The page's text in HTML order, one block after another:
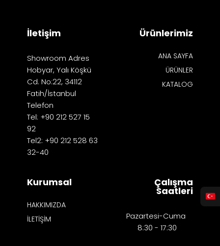
İletişim
Showroom Adres
Hobyar, Yalı Köşkü
Cd. No:22, 34112
Fatih/İstanbul
Telefon
Tel: +90 212 527 15
92
Tel2: +90 212 528 63
32-40
Ürünlerimiz
ANA SAYFA
ÜRÜNLER
KATALOG
Kurumsal
HAKKIMIZDA
İLETİŞİM
Çalışma
Saatleri
Pazartesi-Cuma
8:30 - 17:30​​